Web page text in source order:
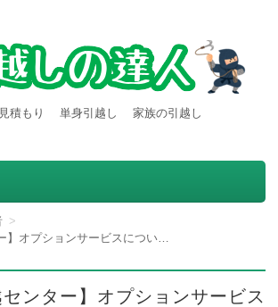
の達人】東京都内発
積もりサービスを利用すると引越し料金
積もり 単身引越し 家族の引越し
【アート引越センター】オプションサービスについて｜種類・内容・料金など
センター】オプションサービス